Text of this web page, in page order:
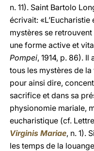
n. 11). Saint Bartolo
écrivait:
mystères se
une forme active et
Pompei, 1914, p. 86). Il
tous les mystères de
pour ainsi dire,
sacrifice et dans sa
physionomie mariale,
eucharistique (cf.
Virginis Mariae, n. 1).
les temps de la